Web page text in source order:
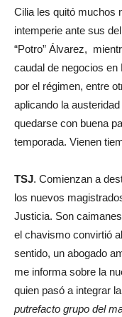
Cilia les quitó muchos
intemperie ante sus
“Potro” Álvarez,
caudal de negocios
por el régimen, entre
aplicando la
quedarse con buena
temporada. Vienen
TSJ. Comienzan a
los nuevos
Justicia. Son
el chavismo convirtió
sentido, un abogado
me informa sobre la
quien pasó a integrar
putrefacto grupo del